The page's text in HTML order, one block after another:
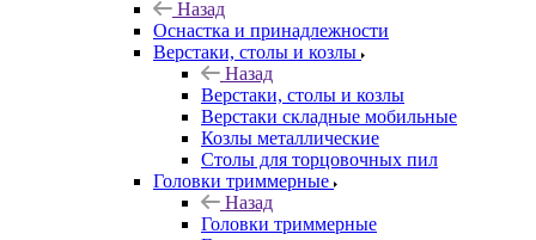
Назад
Оснастка и принадлежности
Верстаки, столы и козлы
Назад
Верстаки, столы и козлы
Верстаки складные мобильные
Козлы металлические
Столы для торцовочных пил
Головки триммерные
Назад
Головки триммерные